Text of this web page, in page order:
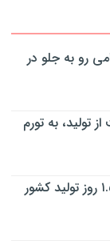
رو به جلو در
تولید، به تورم
صادرات ۱۰ هزار تن مرغ معادل ۱.۵ روز تولید کشور